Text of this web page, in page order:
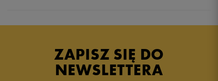
ZAPISZ SIĘ DO
NEWSLETTERA